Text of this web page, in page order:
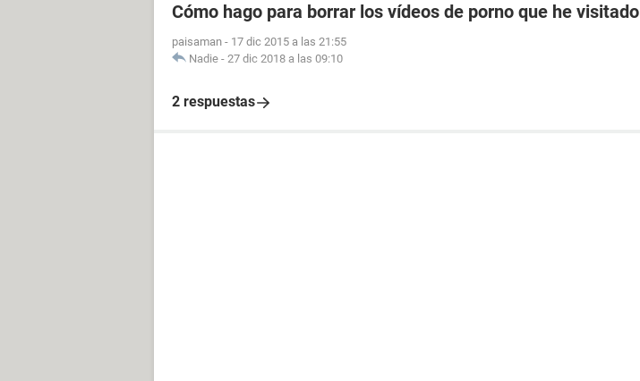
Cómo hago para borrar los vídeos de porno que he visitado
paisaman - 17 dic 2015 a las 21:55
Nadie - 27 dic 2018 a las 09:10
2 respuestas